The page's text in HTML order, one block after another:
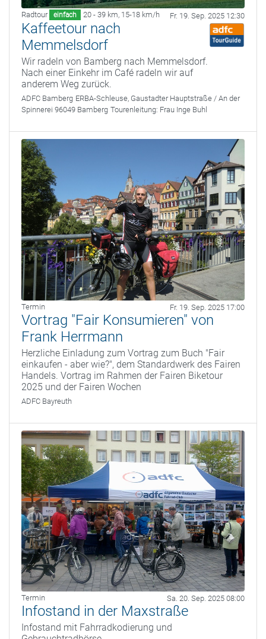
Radtour einfach 20 - 39 km, 15-18 km/h Fr. 19. Sep. 2025 12:30
Kaffeetour nach
Memmelsdorf
Wir radeln von Bamberg nach Memmelsdorf.
Nach einer Einkehr im Café radeln wir auf
anderem Weg zurück.
ADFC Bamberg ERBA-Schleuse, Gaustadter Hauptstraße / An der
Spinnerei 96049 Bamberg Tourenleitung: Frau Inge Buhl
Termin Fr. 19. Sep. 2025 17:00
Vortrag "Fair Konsumieren" von
Frank Herrmann
Herzliche Einladung zum Vortrag zum Buch "Fair
einkaufen - aber wie?", dem Standardwerk des Fairen
Handels. Vortrag im Rahmen der Fairen Biketour
2025 und der Fairen Wochen
ADFC Bayreuth
Termin Sa. 20. Sep. 2025 08:00
Infostand in der Maxstraße
Infostand mit Fahrradkodierung und